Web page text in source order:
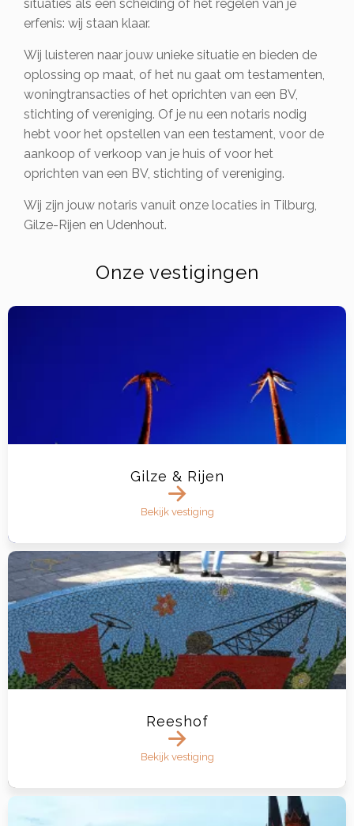
situaties als een scheiding of het regelen van je
erfenis: wij staan klaar.
Wij luisteren naar jouw unieke situatie en bieden de
oplossing op maat, of het nu gaat om testamenten,
woningtransacties of het oprichten van een BV,
stichting of vereniging. Of je nu een notaris nodig
hebt voor het opstellen van een testament, voor de
aankoop of verkoop van je huis of voor het
oprichten van een BV, stichting of vereniging.
Wij zijn jouw notaris vanuit onze locaties in Tilburg,
Gilze-Rijen en Udenhout.
Onze vestigingen
Gilze & Rijen
Bekijk vestiging
Reeshof
Bekijk vestiging